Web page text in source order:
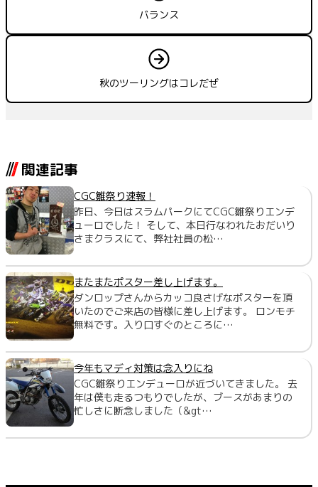
バランス
秋のツーリングはコレだぜ
関連記事
CGC雛祭り速報！
昨日、今日はスラムパークにてCGC雛祭りエンデ
ューロでした！ そして、本日行なわれたおだいり
さまクラスにて、弊社社員の松…
またまたポスター差し上げます。
ダンロップさんからカッコ良さげなポスターを頂
いたのでご来店の皆様に差し上げます。 ロンモチ
無料です。入り口すぐのところに…
今年もマディ対策は念入りにね
CGC雛祭りエンデューロが近づいてきました。 去
年は僕も走るつもりでしたが、ブースがあまりの
忙しさに断念しました（&gt…